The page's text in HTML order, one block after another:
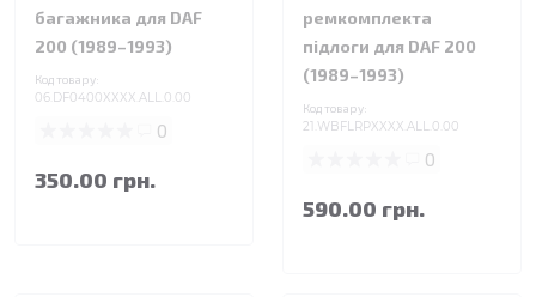
багажника для DAF
200 (1989–1993)
Код товару:
06.DF0400XXXX.ALL.0.00
0
350.00 грн.
ремкомплекта
підлоги для DAF 200
(1989–1993)
Код товару:
21.WBFLRPXXXX.ALL.0.00
0
590.00 грн.